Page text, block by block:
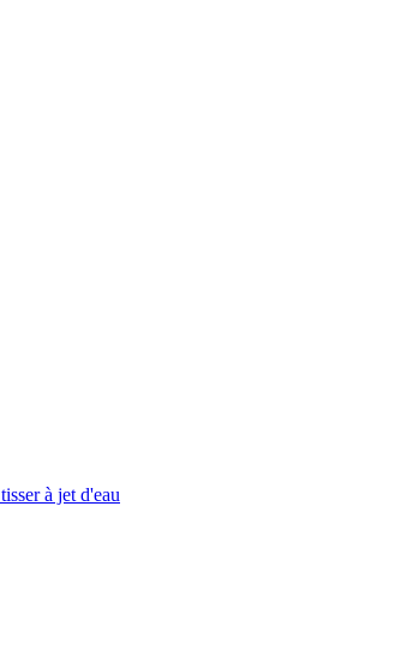
à jet d'eau